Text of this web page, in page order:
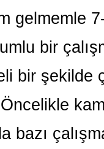
gelmemle
bir
bir şekilde
bazı